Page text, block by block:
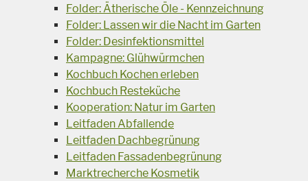
Folder: Ätherische Öle - Kennzeichnung
Folder: Lassen wir die Nacht im Garten
Folder: Desinfektionsmittel
Kampagne: Glühwürmchen
Kochbuch Kochen erleben
Kochbuch Resteküche
Kooperation: Natur im Garten
Leitfaden Abfallende
Leitfaden Dachbegrünung
Leitfaden Fassadenbegrünung
Marktrecherche Kosmetik